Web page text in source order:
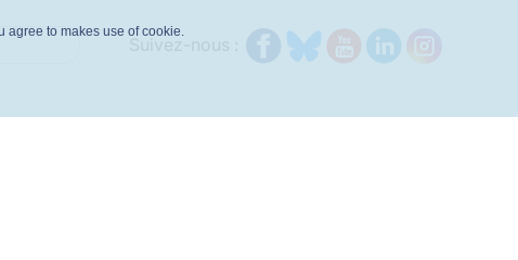
agree to makes use of cookie.